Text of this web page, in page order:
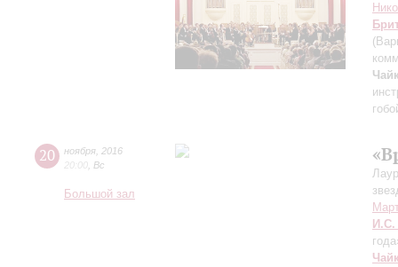
20 ноября 2016
20:00 Вс
Большой зал
И.С.